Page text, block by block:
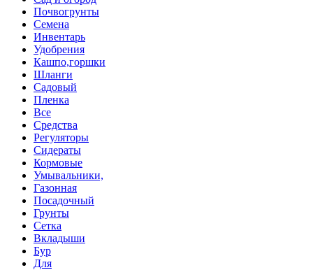
Почвогрунты
Семена
Инвентарь
Удобрения
Кашпо,горшки
Шланги
Садовый
Пленка
Все
Средства
Регуляторы
Сидераты
Кормовые
Умывальники,
Газонная
Посадочный
Грунты
Сетка
Вкладыши
Бур
Для